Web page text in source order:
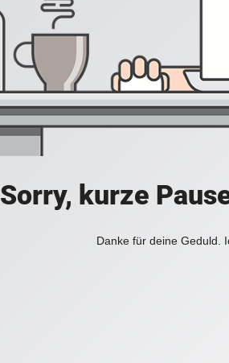
Sorry, kurze
Danke für deine Geduld.